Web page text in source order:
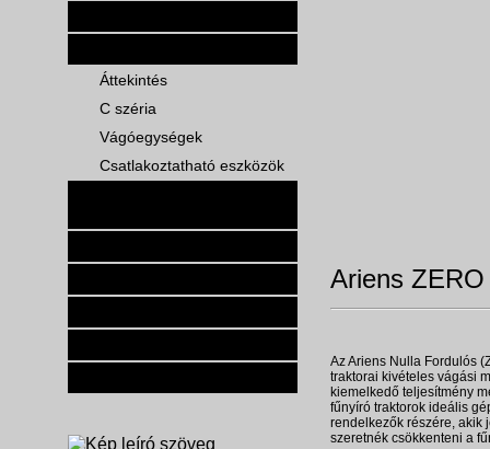
Áttekintés
C széria
Vágóegységek
Csatlakoztatható eszközök
Ariens
Az Ariens Nulla Fordulós
traktorai kivételes vágási
kiemelkedő teljesítmény
fűnyíró traktorok ideális
rendelkezők részére, akik
szeretnék csökkenteni a